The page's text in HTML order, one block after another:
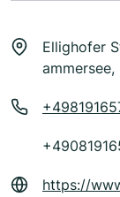
Ellighofer
https://